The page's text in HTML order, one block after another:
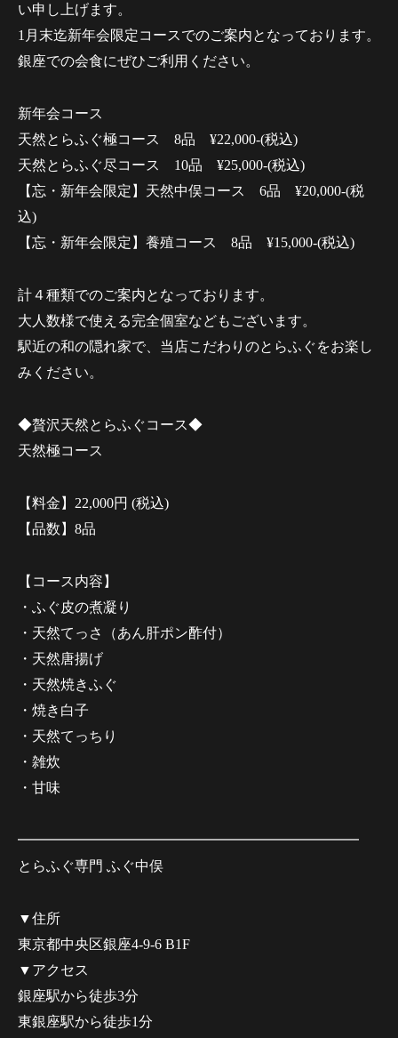
い申し上げます。
1月末迄新年会限定コースでのご案内となっております。
銀座での会食にぜひご利用ください。
新年会コース
天然とらふぐ極コース 8品 ¥22,000-(税込)
天然とらふぐ尽コース 10品 ¥25,000-(税込)
【忘・新年会限定】天然中俣コース 6品 ¥20,000-(税
込)
【忘・新年会限定】養殖コース 8品 ¥15,000-(税込)
計４種類でのご案内となっております。
大人数様で使える完全個室などもございます。
駅近の和の隠れ家で、当店こだわりのとらふぐをお楽し
みください。
◆贅沢天然とらふぐコース◆
天然極コース
【料金】22,000円 (税込)
【品数】8品
【コース内容】
・ふぐ皮の煮凝り
・天然てっさ（あん肝ポン酢付）
・天然唐揚げ
・天然焼きふぐ
・焼き白子
・天然てっちり
・雑炊
・甘味
━━━━━━━━━━━━━━━━━━━━━━━━
とらふぐ専門 ふぐ中俣
▼住所
東京都中央区銀座4-9-6 B1F
▼アクセス
銀座駅から徒歩3分
東銀座駅から徒歩1分